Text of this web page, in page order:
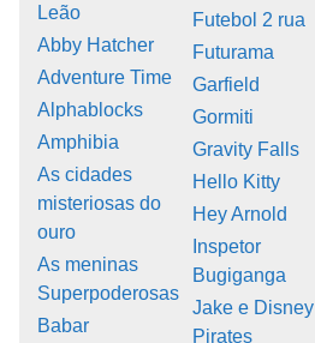
Leão
Abby Hatcher
Adventure Time
Alphablocks
Amphibia
As cidades
misteriosas do
ouro
As meninas
Superpoderosas
Babar
Futebol 2 rua
Futurama
Garfield
Gormiti
Gravity Falls
Hello Kitty
Hey Arnold
Inspetor
Bugiganga
Jake e Disney
Pirates